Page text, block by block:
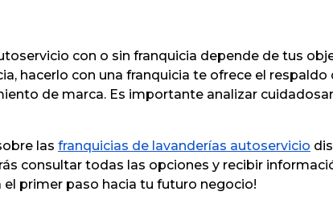
con o sin franquicia depende de tus
hacerlo con una franquicia te ofrece el
de marca. Es importante analizar
las franquicias de lavanderías autoservicio
consultar todas las opciones y recibir
el primer paso hacia tu futuro negocio!